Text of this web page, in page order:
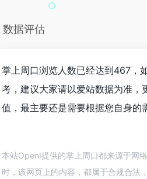
数据评估
掌上周口浏览人数已经达到467，
考，建议大家请以爱站数据为准，
值，最主要还是需要根据您自身的
本站OpenI提供的掌上周口都来源于网
时，该网页上的内容，都属于合规合法